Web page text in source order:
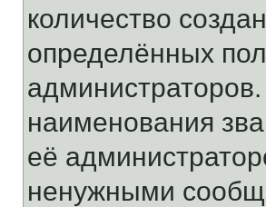
количество
определённых
наименования
её
ненужными